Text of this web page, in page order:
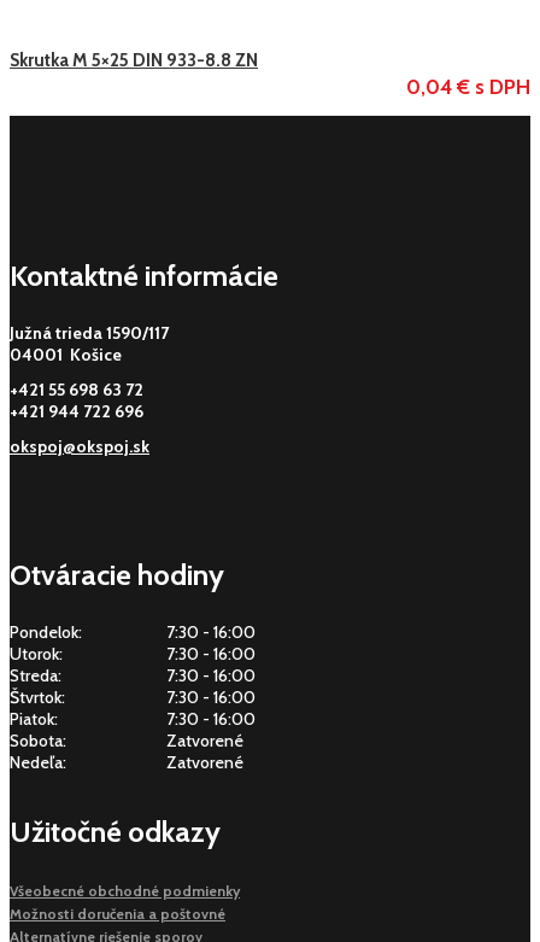
Skrutka M 5×25 DIN 933-8.8 ZN
0,04 € s DPH
Kontaktné informácie
Južná trieda 1590/117
04001 Košice
+421 55 698 63 72
+421 944 722 696
okspoj@okspoj.sk
Otváracie hodiny
Pondelok:
7:30 - 16:00
Utorok:
7:30 - 16:00
Streda:
7:30 - 16:00
Štvrtok:
7:30 - 16:00
Piatok:
7:30 - 16:00
Sobota:
Zatvorené
Nedeľa:
Zatvorené
Užitočné odkazy
Všeobecné obchodné podmienky
Možnosti doručenia a poštovné
Alternatívne riešenie sporov